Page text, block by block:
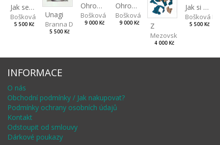
Jak se liška napálila
Bošková Radka
5 500 Kč
Unagi
Branna Dorota
5 500 Kč
Ohrožený druh II
Bošková Radka
9 000 Kč
Ohrožený druh I
Bošková Radka
9 000 Kč Z
Mezovská Livia
4 000 Kč
Jak si osel zahrál na psa
Bošková
5 500 Kč
INFORMACE
O nás
Obchodní podmínky / Jak nakupovat?
Podmínky ochrany osobních údajů
Kontakt
Odstoupit od smlouvy
Dárkové poukazy